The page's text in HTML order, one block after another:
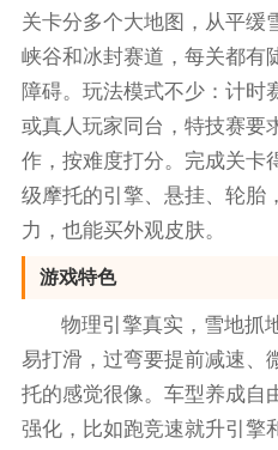
关卡分多个大地图，从平缓
峡谷和冰封赛道，每关都有
障碍。玩法模式不少：计时
或真人玩家同台，特技赛要
作，按难度打分。完成关卡
级摩托的引擎、悬挂、轮胎
力，也能买外观皮肤。
游戏特色
物理引擎真实，雪地抓
易打滑，过弯要提前减速、
托的感觉很像。车型养成自
强化，比如跑竞速就升引擎